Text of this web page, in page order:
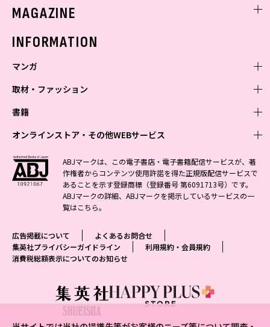
MAGAZINE
INFORMATION
マンガ
少年マンガ
Vジャンプ
最強ジャンプ
少年ジャンプ+
ジャンプTOON
ジャンプルーキー！
S-MANGA
集英社コミック文庫
青年マンガ
ZEBRACK
S-MANGA
集英社ジャンプリミックス
週刊ヤングジャンプ
ヤングジャンプ定期購読デジタル
となりのヤングジャンプ
グランドジャンプ
少女マンガ
ZEBRACK
S-MANGA
集英社コミック文庫
マーガレット
別冊マーガレット
リマコミ
マンガMeets
女性マンガ
ジャンプTOON
集英社コミック文庫
マンガMee公式サイト
リマコミ
取材・ファッション
ファッション・美容
BAILA
MAQUIA
eclat
T JAPAN
MEN'S NON-NO
芸能・情報・スポーツ
週プレNEWS
週プレ グラジャパ!
書籍
文芸・文庫・総合
小説すばる
集英社 文芸ステーション
web 集英社文庫
アジア人物史
学芸・ノンフィクション・新書
1日5分で、明日は変わる よみタイ yomitai
集英社学芸部 - 学芸・ノンフィクション
集英社ビジネス書
集英社新書プラス - 知の水先案内人
kotoba
情報・知識＆オピニオン imidas
ライトノベル・ノベライズ
集英社オレンジ文庫
ダッシュエックス文庫公式サイト
集英社Webマガジン コバルト
集英社の児童図書 S-KIDS.LAND
オンラインストア・その他WEBサービス
オンラインストア
OTO
SHUEISHA MANGA-ART HERITAGE
ジャンプキャラクターズストア
HAPPY PLUS STORE
SHUEISHA VOX
LEEマルシェ
eclat premium
その他WEBサービス
集英社アドナビ
ABJマークは、この電子書店・電子書籍配信サービスが、著
作権者からコンテンツ使用許諾を得た正規版配信サービスで
あることを示す登録商標（登録番号 第6091713号）です。
ABJマークの詳細、ABJマークを掲示しているサービスの一
覧はこちら。
広告掲載について
よくあるお問合せ
集英社プライバシーガイドライン
利用規約・会員規約
消費税総額表示についてのお知らせ